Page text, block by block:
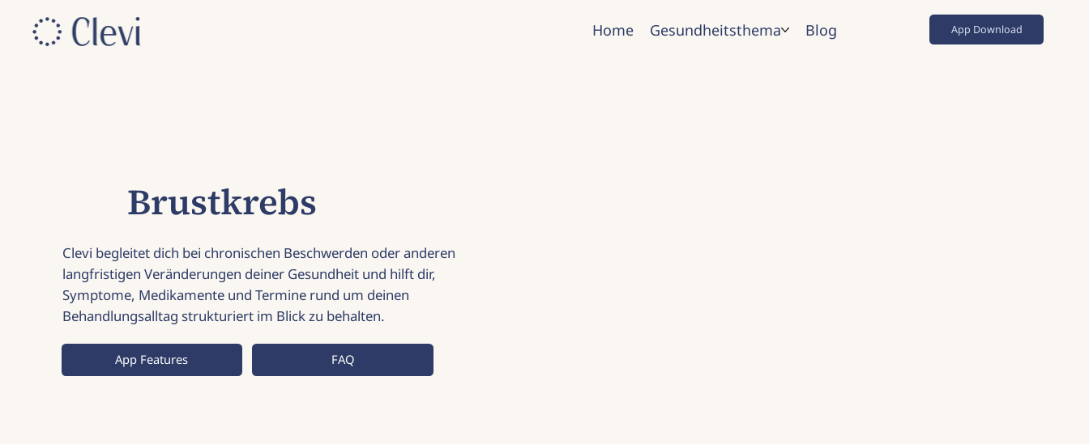
App Download
Home Gesundheitsthema Blog
Brustkrebs
Clevi begleitet dich bei chronischen Beschwerden oder anderen
langfristigen Veränderungen deiner Gesundheit und hilft dir,
Symptome, Medikamente und Termine rund um deinen
Behandlungsalltag strukturiert im Blick zu behalten.
App Features FAQ